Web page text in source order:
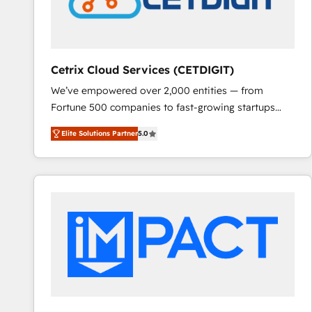
Cetrix Cloud Services (CETDIGIT)
We’ve empowered over 2,000 entities — from
Fortune 500 companies to fast-growing startups
and nonprofits — to streamline operations, scale
revenue, and unlock the full potential of HubSpot.
With deep technical and industry expertise, we fuse
automation, integration, and AI innovation to deliver
Sales, Service, Marketing & Content Hubs • AI voice
and chat agents, predictive automation, and smart
workflows • Salesforce + HubSpot integration •
RevOps and AI-driven sales enablement • Website
Elite Solutions Partner5.0